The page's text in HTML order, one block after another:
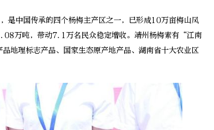
中国传承的四个杨梅主产区之一，已形成10万亩梅山风
万吨，带动7.1万名民众稳定增收。靖州杨梅素有“江南
地理标志产品、国家生态原产地产品、湖南省十大农业区